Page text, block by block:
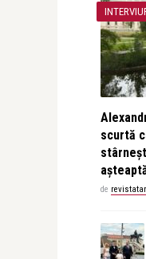
scurtă
de